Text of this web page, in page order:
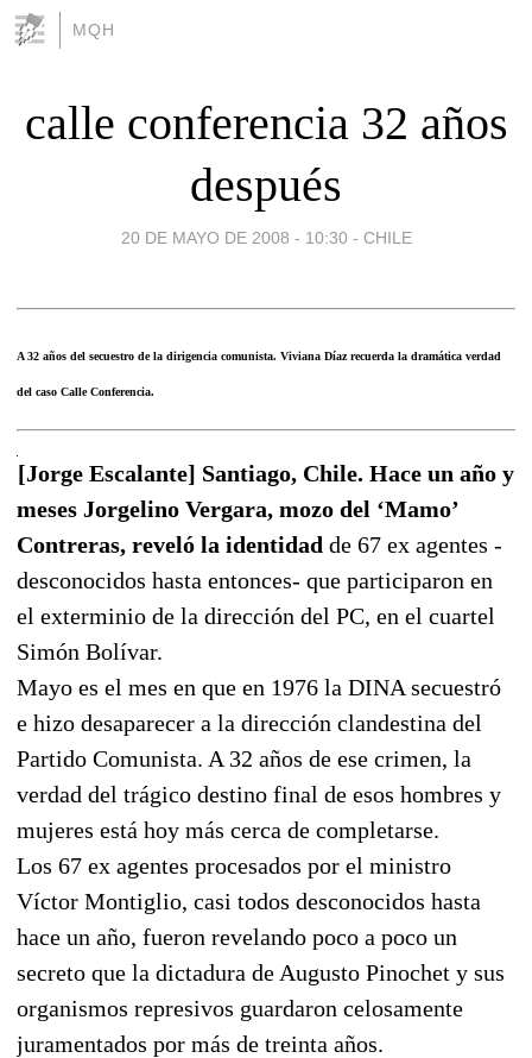
MQH
calle conferencia 32 años
después
20 DE MAYO DE 2008 - 10:30 - CHILE
A 32 años del secuestro de la dirigencia comunista. Viviana Díaz recuerda la dramática verdad
del caso Calle Conferencia.
[Jorge Escalante] Santiago, Chile. Hace un año y
meses Jorgelino Vergara, mozo del ‘Mamo’
Contreras, reveló la identidad de 67 ex agentes -
desconocidos hasta entonces- que participaron en
el exterminio de la dirección del PC, en el cuartel
Simón Bolívar.
Mayo es el mes en que en 1976 la DINA secuestró
e hizo desaparecer a la dirección clandestina del
Partido Comunista. A 32 años de ese crimen, la
verdad del trágico destino final de esos hombres y
mujeres está hoy más cerca de completarse.
Los 67 ex agentes procesados por el ministro
Víctor Montiglio, casi todos desconocidos hasta
hace un año, fueron revelando poco a poco un
secreto que la dictadura de Augusto Pinochet y sus
organismos represivos guardaron celosamente
juramentados por más de treinta años.